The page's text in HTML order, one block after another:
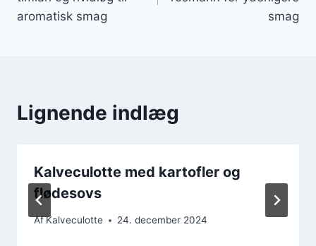
aromatisk smag
smag
Lignende indlæg
Kalveculotte med kartofler og
flødesovs
AfKalveculotte 24. december 2024